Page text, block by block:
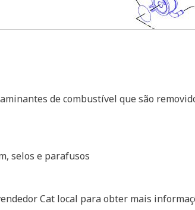
de combustível que são
selos e parafusos
Cat local para obter mais